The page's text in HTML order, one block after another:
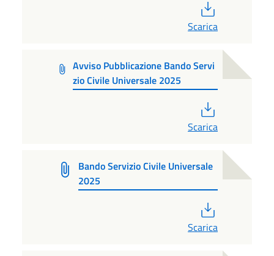
Scarica
Avviso Pubblicazione Bando Servi
zio Civile Universale 2025
Scarica
Bando Servizio Civile Universale
2025
Scarica